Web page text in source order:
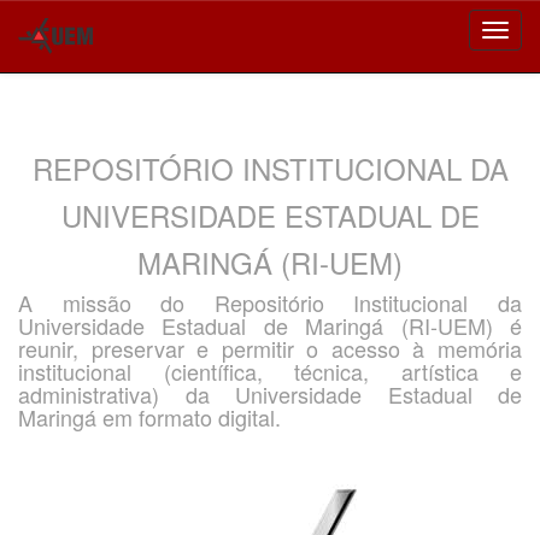
REPOSITÓRIO INSTITUCIONAL DA
UNIVERSIDADE ESTADUAL DE
MARINGÁ (RI-UEM)
A missão do Repositório Institucional da
Universidade Estadual de Maringá (RI-UEM) é
reunir, preservar e permitir o acesso à memória
institucional (científica, técnica, artística e
administrativa) da Universidade Estadual de
Maringá em formato digital.